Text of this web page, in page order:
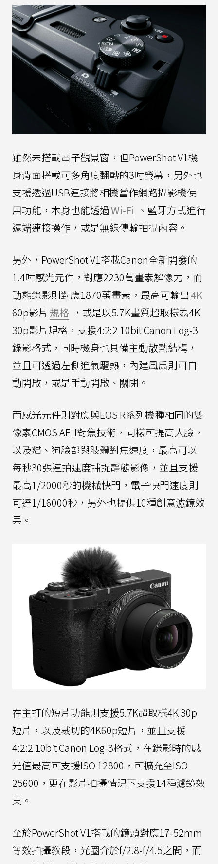
雖然未搭載電子觀景窗，但PowerShot V1機
身背面搭載可多角度翻轉的3吋螢幕，另外也
支援透過USB連接將相機當作網路攝影機使
用功能，本身也能透過Wi-Fi 、藍牙方式進行
遠端連接操作，或是無線傳輸拍攝內容。
另外，PowerShot V1搭載Canon全新開發的
1.4吋感光元件，對應2230萬畫素解像力，而
動態錄影則對應1870萬畫素，最高可輸出4K
60p影片 規格 ，或是以5.7K畫質超取樣為4K
30p影片規格，支援4:2:2 10bit Canon Log-3
錄影格式，同時機身也具備主動散熱結構，
並且可透過左側進氣驅熱，內建風扇則可自
動開啟，或是手動開啟、關閉。
而感光元件則對應與EOS R系列機種相同的雙
像素CMOS AF II對焦技術，同樣可提高人臉，
以及貓、狗臉部與肢體對焦速度，最高可以
每秒30張連拍速度捕捉靜態影像，並且支援
最高1/2000秒的機械快門，電子快門速度則
可達1/16000秒，另外也提供10種創意濾鏡效
果。
在主打的短片功能則支援5.7K超取樣4K 30p
短片，以及裁切的4K60p短片，並且支援
4:2:2 10bit Canon Log-3格式，在錄影時的感
光值最高可支援ISO 12800，可擴充至ISO
25600，更在影片拍攝情況下支援14種濾鏡效
果。
至於PowerShot V1搭載的鏡頭對應17-52mm
等效拍攝教段，光圈介於f/2.8-f/4.5之間，而